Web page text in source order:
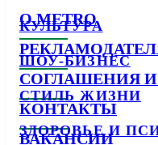
КУЛЬТУРА
ШОУ-БИЗНЕС
СТИЛЬ ЖИЗНИ
ЗДОРОВЬЕ И
О METRO
СОГЛАШЕНИЯ И
КОНТАКТЫ
ВАКАНСИИ